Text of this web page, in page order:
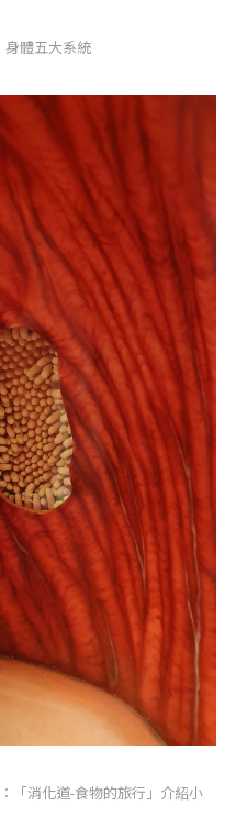
身體五大系統
「消化道-食物的旅行」介紹小